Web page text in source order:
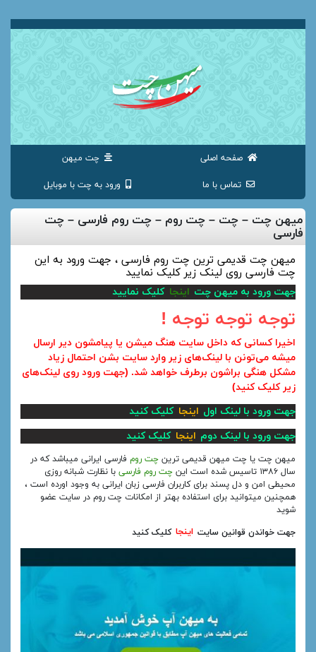
صفحه اصلی چت میهن
تماس با ما ورود به چت با موبایل
میهن چت – چت – چت روم – چت روم فارسی – چت
فارسی
میهن چت قدیمی ترین چت روم فارسی ، جهت ورود به این
چت فارسی روی لینک زیر کلیک نمایید
جهت ورود به میهن چت اینجا کلیک نمایید
توجه توجه توجه !
اخیرا کسانی که داخل سایت هنگ میشن یا پیامشون دیر ارسال
میشه می‌تونن با لینک‌های زیر وارد سایت بشن احتمال زیاد
مشکل هنگی براشون برطرف خواهد شد. (جهت ورود روی لینک‌های
زیر کلیک کنید)
جهت ورود با لینک اول اینجا کلیک کنید
جهت ورود با لینک دوم اینجا کلیک کنید
میهن چت یا چت میهن قدیمی ترین چت رومفارسی ایرانی میباشد که در
سال ۱۳۸۶ تاسیس شده است این
چت روم فارسیبا نظارت شبانه روزی
محیطی امن و دل پسند برای کاربران فارسی زبان ایرانی به وجود اورده است ،
همچنین میتوانید برای استفاده بهتر از امکانات چت روم در سایت عضو
شوید
جهت خواندن قوانین سایت اینجا کلیک کنید